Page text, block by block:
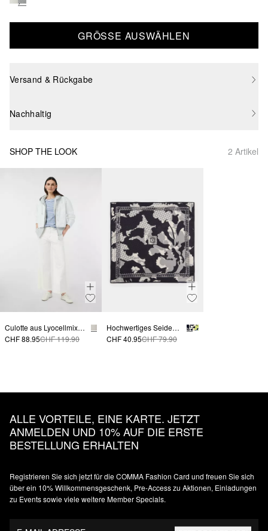
GRÖSSE AUSWÄHLEN
Versand & Rückgabe
Nachhaltig
SHOP THE LOOK 2 Artikel
Culotte aus Lyocellmix mit Bügelfalte
CHF 88.95CHF 119.90
Hochwertiges Seidentuch mit ornamentalem Print
CHF 40.95CHF 79.90
ALLE VORTEILE, EINE KARTE. JETZT
ANMELDEN UND 10% AUF DIE ERSTE
BESTELLUNG ERHALTEN
Registrieren Sie sich jetzt für die COMMA Fashion Card und freuen Sie sich
über ein 10% Willkommensgeschenk, Pre-Access zu Aktionen, Einladungen
zu Events sowie viele weitere Member Specials.